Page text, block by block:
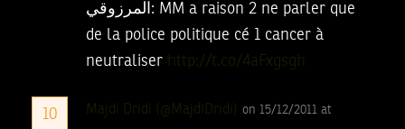
المرزوقي: MM a raison 2 ne parler que
de la police politique cé 1 cancer à
neutraliser http://t.co/4aFxgsgh
10 Majdi Dridi (@MajdiDridi) on 15/12/2011 at